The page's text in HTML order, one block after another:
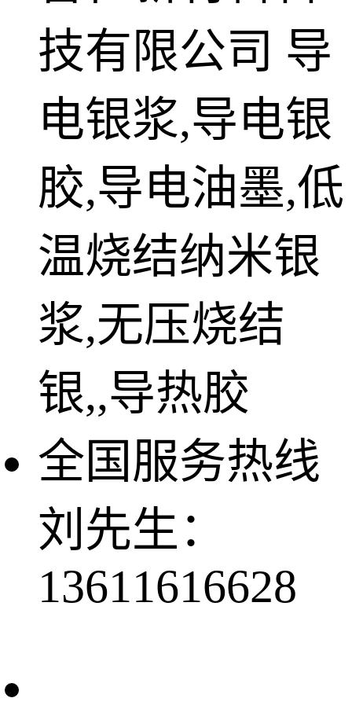
技有限公司 导
电银浆,导电银
胶,导电油墨,低
温烧结纳米银
浆,无压烧结
银,,导热胶
全国服务热线
刘先生：
13611616628